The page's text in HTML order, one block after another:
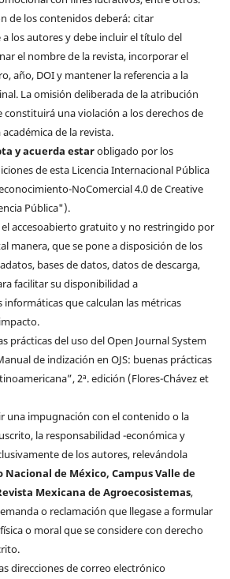
de los contenidos deberá: citar
los autores y debe incluir el título del
el nombre de la revista, incorporar el
año, DOI y mantener la referencia a la
La omisión deliberada de la atribución
una violación a los derechos de
de la revista.
y acuerda estarobligado por los
de esta Licencia Internacional Pública
NoComercial 4.0 de Creative
Pública").
el accesoabierto gratuito y no restringido por
manera, que se pone a disposición de los
bases de datos, datos de descarga,
facilitar su disponibilidad a
informáticas que calculan las métricas
prácticas del uso del Open Journal System
de indización en OJS: buenas prácticas
2ª. edición (Flores-Chávez et
una impugnación con el contenido o la
la responsabilidad -económica y
de los autores, relevándola
Nacional de México, Campus Valle de
Mexicana de Agroecosistemas,
o reclamación que llegase a formular
o moral que se considere con derecho
direcciones de correo electrónico